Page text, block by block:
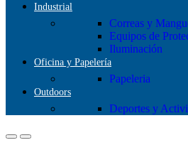
Industrial
Correas y
Equipos de
Iluminación
Oficina y Papelería
Papeleria
Outdoors
Deportes y